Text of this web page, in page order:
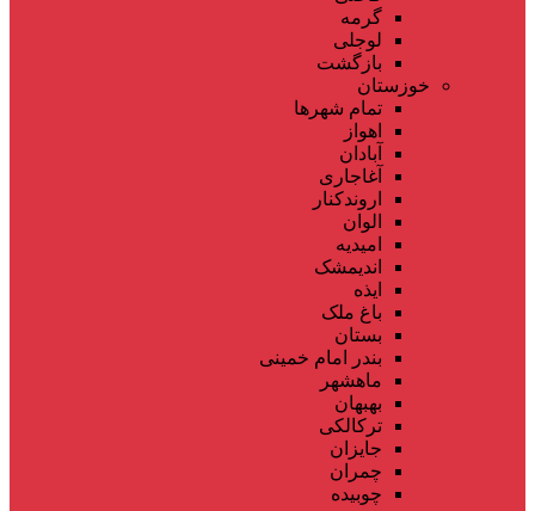
گرمه
لوجلی
بازگشت
خوزستان
تمام شهر‌ها
اهواز
آبادان
آغاجاری
اروندکنار
الوان
امیدیه
اندیمشک
ایذه
باغ ملک
بستان
بندر امام خمینی
ماهشهر
بهبهان
ترکالکی
جایزان
چمران
چوبیده